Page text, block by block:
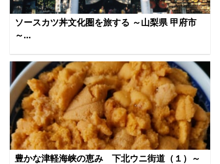
ソースカツ丼文化圏を旅する ～山梨県 甲府市
～...
豊かな津軽海峡の恵み 下北ウニ街道（１）～